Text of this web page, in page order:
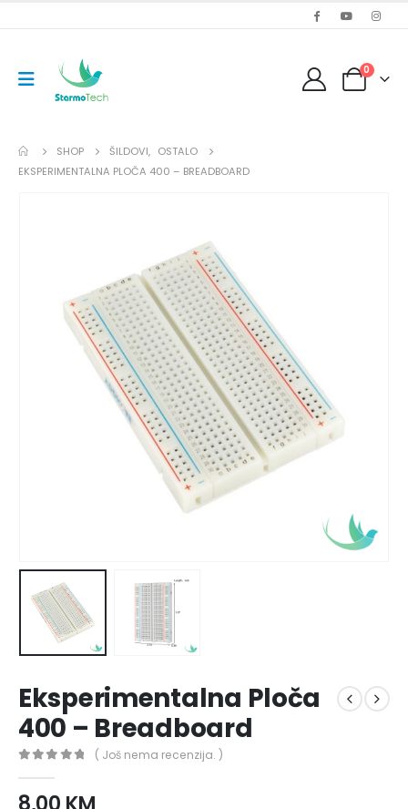
0
SHOP ŠILDOVI, OSTALO
EKSPERIMENTALNA PLOČA 400 – BREADBOARD
Eksperimentalna Ploča
400 – Breadboard
( Još nema recenzija. )